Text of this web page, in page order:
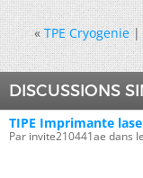
« TPE Cryogenie|
DISCUSSIONS
TIPE Imprimante
Par invite210441ae dans